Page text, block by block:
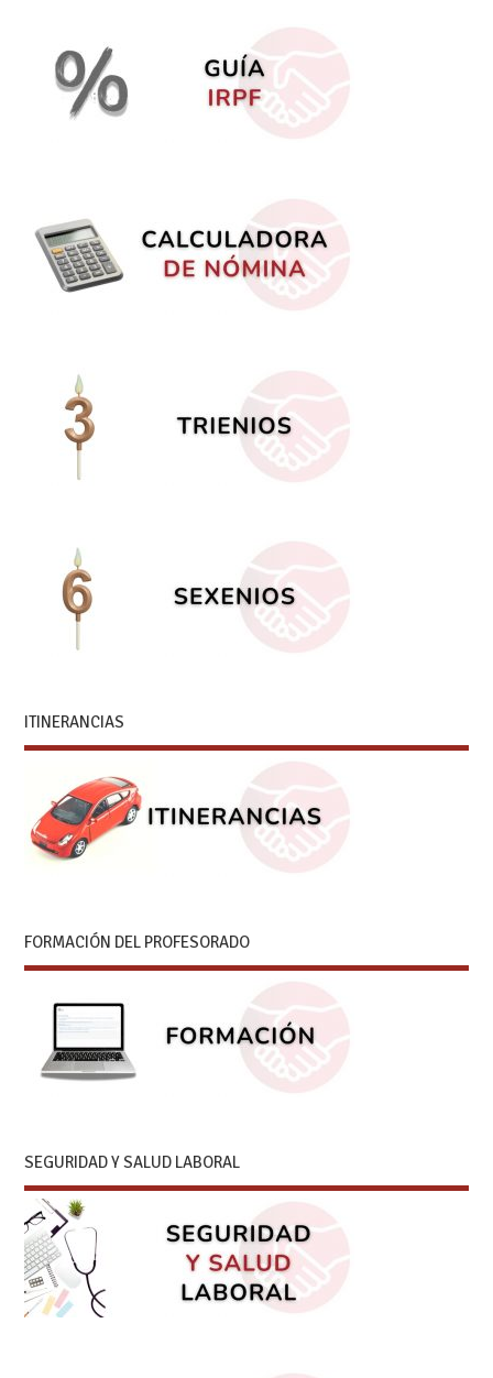
ITINERANCIAS
FORMACIÓN DEL PROFESORADO
SEGURIDAD Y SALUD LABORAL